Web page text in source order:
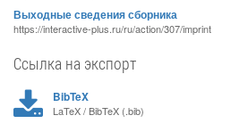
Выходные сведения сборника
https://interactive-plus.ru/ru/action/307/imprint
Ссылка на экспорт
BibTeX
LaTeX / BibTeX (.bib)